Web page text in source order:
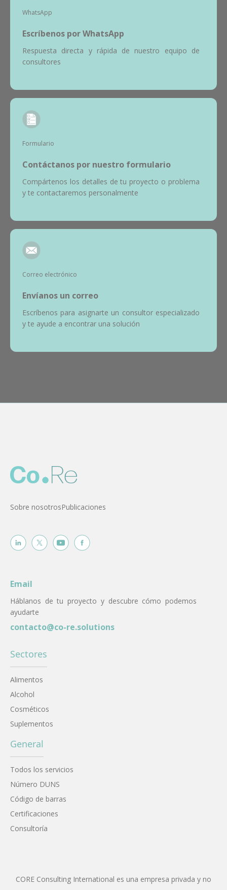
WhatsApp
Escríbenos por WhatsApp
Respuesta directa y rápida de nuestro equipo de
consultores
Formulario
Contáctanos por nuestro formulario
Compártenos los detalles de tu proyecto o problema
y te contactaremos personalmente
Correo electrónico
Envíanos un correo
Escríbenos para asignarte un consultor especializado
y te ayude a encontrar una solución
Sobre nosotrosPublicaciones
Email
Háblanos de tu proyecto y descubre cómo podemos
ayudarte
contacto@co-re.solutions
Sectores
Alimentos
Alcohol
Cosméticos
Suplementos
General
Todos los servicios
Número DUNS
Código de barras
Certificaciones
Consultoría
CORE Consulting International es una empresa privada y no